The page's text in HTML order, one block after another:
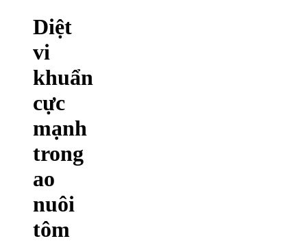
Diệt
vi
khuẩn
cực
mạnh
trong
ao
nuôi
tôm